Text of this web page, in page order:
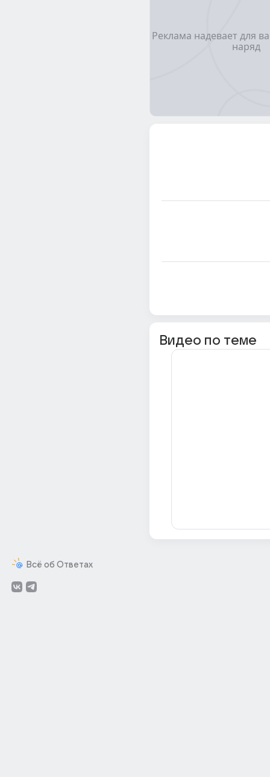
Всё об Ответах
Видео по теме